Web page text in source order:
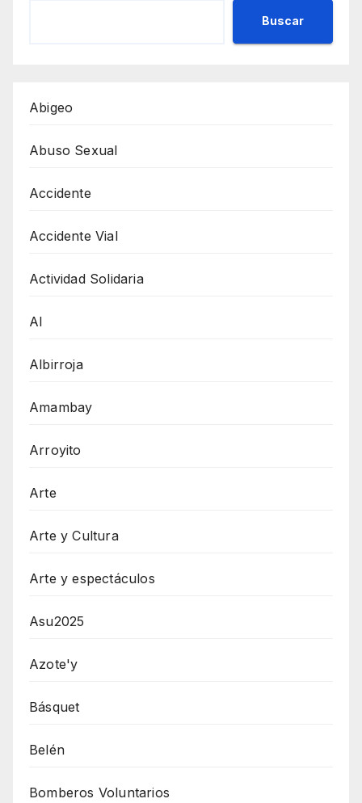
Buscar
Abigeo
Abuso Sexual
Accidente
Accidente Vial
Actividad Solidaria
AI
Albirroja
Amambay
Arroyito
Arte
Arte y Cultura
Arte y espectáculos
Asu2025
Azote'y
Básquet
Belén
Bomberos Voluntarios